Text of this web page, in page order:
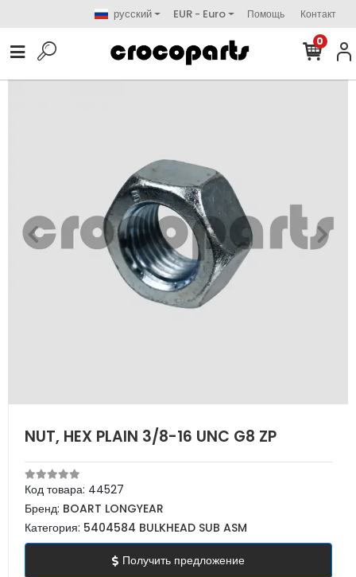
русский EUR - Euro Помощь Контакт
0
NUT, HEX PLAIN 3/8-16 UNC G8 ZP
Код товара: 44527
Бренд: BOART LONGYEAR
Категория: 5404584 BULKHEAD SUB ASM
Получить предложение